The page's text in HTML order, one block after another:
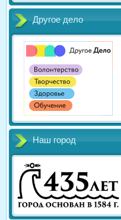
Другое дело
Наш город